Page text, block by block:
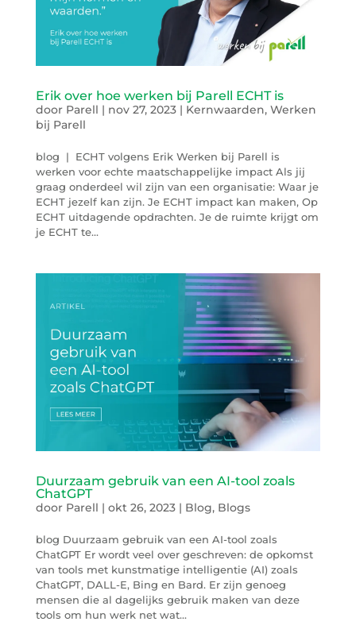
Erik over hoe werken bij Parell ECHT is
door Parell | nov 27, 2023| Kernwaarden, Werken
bij Parell
blog | ECHT volgens Erik Werken bij Parell is
werken voor echte maatschappelijke impact Als jij
graag onderdeel wil zijn van een organisatie: Waar je
ECHT jezelf kan zijn. Je ECHT impact kan maken, Op
ECHT uitdagende opdrachten. Je de ruimte krijgt om
je ECHT te...
Duurzaam gebruik van een AI-tool zoals
ChatGPT
door Parell | okt 26, 2023| Blog, Blogs
blog Duurzaam gebruik van een AI-tool zoals
ChatGPT Er wordt veel over geschreven: de opkomst
van tools met kunstmatige intelligentie (AI) zoals
ChatGPT, DALL-E, Bing en Bard. Er zijn genoeg
mensen die al dagelijks gebruik maken van deze
tools om hun werk net wat...